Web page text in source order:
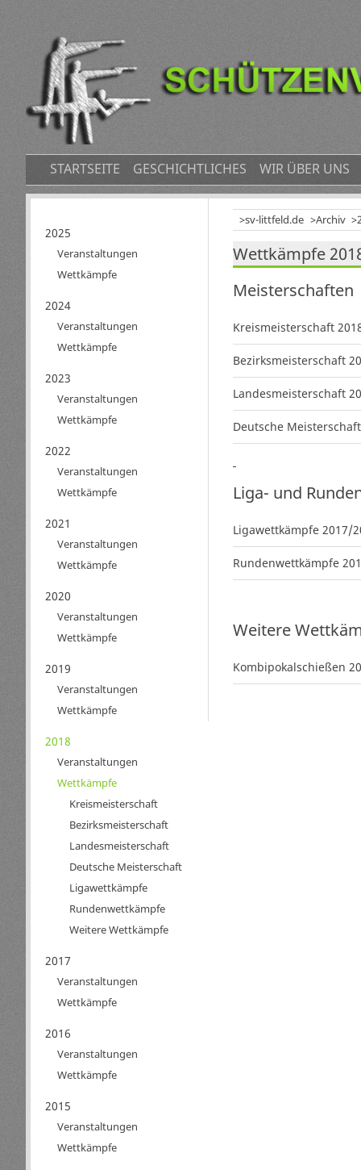
NAVIGATION
ÜBERSPRINGEN
STARTSEITE GESCHICHTLICHES WIR ÜBER UNS
sv-littfeld.de Archiv
Wettkämpfe
Meisterschaften
Kreismeisterschaft
Bezirksmeisterschaft
Landesmeisterschaft
Deutsche
Liga- und
Ligawettkämpfe 2017/
Rundenwettkämpfe
Weitere
Kombipokalschießen
Navigation
überspringen
2025
Veranstaltungen
Wettkämpfe
2024
Veranstaltungen
Wettkämpfe
2023
Veranstaltungen
Wettkämpfe
2022
Veranstaltungen
Wettkämpfe
2021
Veranstaltungen
Wettkämpfe
2020
Veranstaltungen
Wettkämpfe
2019
Veranstaltungen
Wettkämpfe
2018
Veranstaltungen
Wettkämpfe
Kreismeisterschaft
Bezirksmeisterschaft
Landesmeisterschaft
Deutsche Meisterschaft
Ligawettkämpfe
Rundenwettkämpfe
Weitere Wettkämpfe
2017
Veranstaltungen
Wettkämpfe
2016
Veranstaltungen
Wettkämpfe
2015
Veranstaltungen
Wettkämpfe